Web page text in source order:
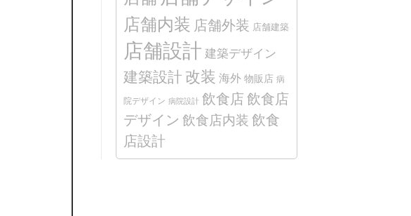
店舗内装 店舗外装 店舗建築
店舗設計 建築デザイン
建築設計 改装 海外 物販店 病
院デザイン 病院設計 飲食店 飲食店
デザイン 飲食店内装 飲食
店設計